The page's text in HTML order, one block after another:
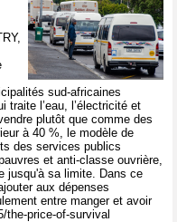
sud-africaines
traite l’eau, l’électricité et
plutôt que comme des
à 40 %, le modèle de
des services publics
et anti-classe ouvrière,
jusqu'à sa limite. Dans ce
aux dépenses
entre manger et avoir
the-price-of-survival